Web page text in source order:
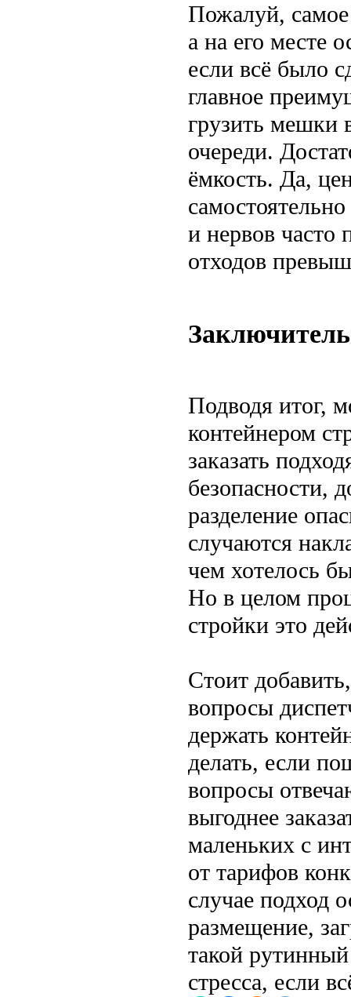
Пожалуй, самое
а на его месте
если всё было
главное
грузить мешки
очереди.
ёмкость. Да,
и нервов часто
отходов
Подводя итог,
контейнером
заказать
безопасности,
разделение
случаются
чем хотелось
Но в целом
стройки это
Стоит
вопросы
держать
делать, если
вопросы
выгоднее
маленьких с
от тарифов
случае подход
размещение,
такой
стресса, если